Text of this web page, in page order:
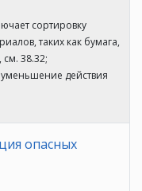
сортировку
таких как бумага,
см. 38.32;
действия
опасных